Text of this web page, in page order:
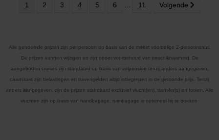
1 2 3 4 5 6 11 Volgende
Alle genoemde prijzen zijn per persoon op basis van de meest voordelige 2-persoonshut.
De prijzen kunnen wijzigen en zijn onder voorbehoud van beschikbaarheid. De
aangeboden cruises zijn standaard op basis van volpension tenzij anders aangegeven,
daarnaast zijn belastingen en havengelden altijd inbegrepen in de getoonde prijs. Tenzij
anders aangegeven, zijn de prijzen standaard exclusief vlucht(en), transfer(s) en fooien. Alle
vluchten zijn op basis van handbagage, ruimbagage is optioneel bij te boeken.